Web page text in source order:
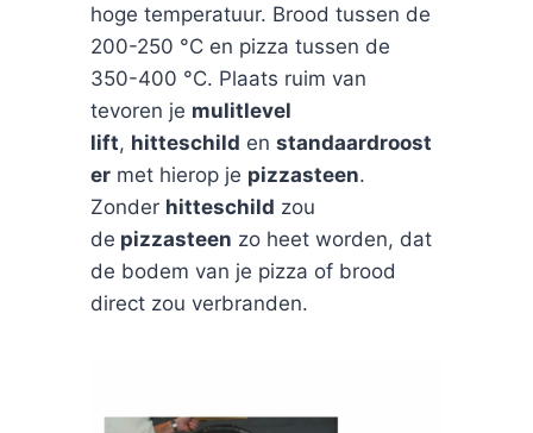
hoge temperatuur. Brood tussen de
200-250 °C en pizza tussen de
350-400 °C. Plaats ruim van
tevoren je mulitlevel
lift, hitteschild en standaardroost
er met hierop je pizzasteen.
Zonder hitteschild zou
de pizzasteen zo heet worden, dat
de bodem van je pizza of brood
direct zou verbranden.